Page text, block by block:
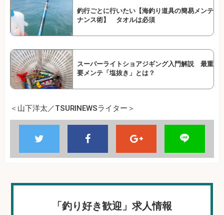
釣行ごとに行いたい【海釣り道具の簡易メンテ
ナンス術】 タオルは必須
スーパーライトショアジギング入門解説 最重
要メンテ「塩抜き」とは？
＜山下洋太／TSURINEWSライター＞
「釣り好き歓迎」求人情報